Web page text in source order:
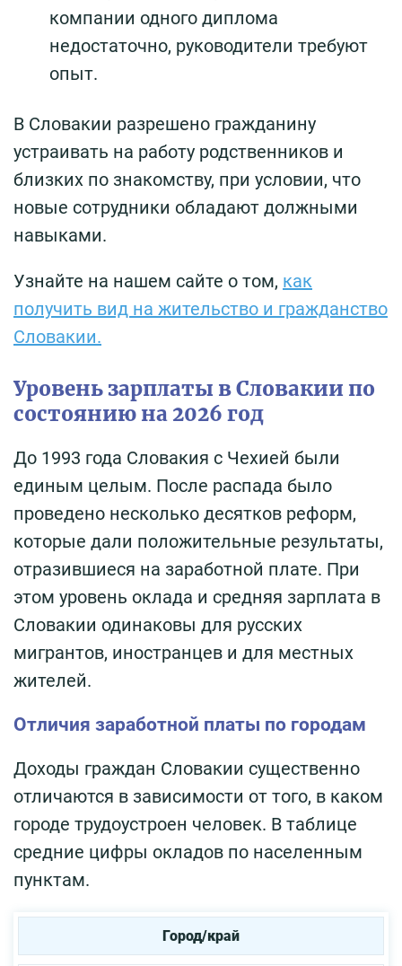
компании одного диплома
недостаточно, руководители требуют
опыт.
В Словакии разрешено гражданину
устраивать на работу родственников и
близких по знакомству, при условии, что
новые сотрудники обладают должными
навыками.
Узнайте на нашем сайте о том, как
получить вид на жительство и гражданство
Словакии.
Уровень зарплаты в Словакии по
состоянию на 2026 год
До 1993 года Словакия с Чехией были
единым целым. После распада было
проведено несколько десятков реформ,
которые дали положительные результаты,
отразившиеся на заработной плате. При
этом уровень оклада и средняя зарплата в
Словакии одинаковы для русских
мигрантов, иностранцев и для местных
жителей.
Отличия заработной платы по городам
Доходы граждан Словакии существенно
отличаются в зависимости от того, в каком
городе трудоустроен человек. В таблице
средние цифры окладов по населенным
пунктам.
Город/край